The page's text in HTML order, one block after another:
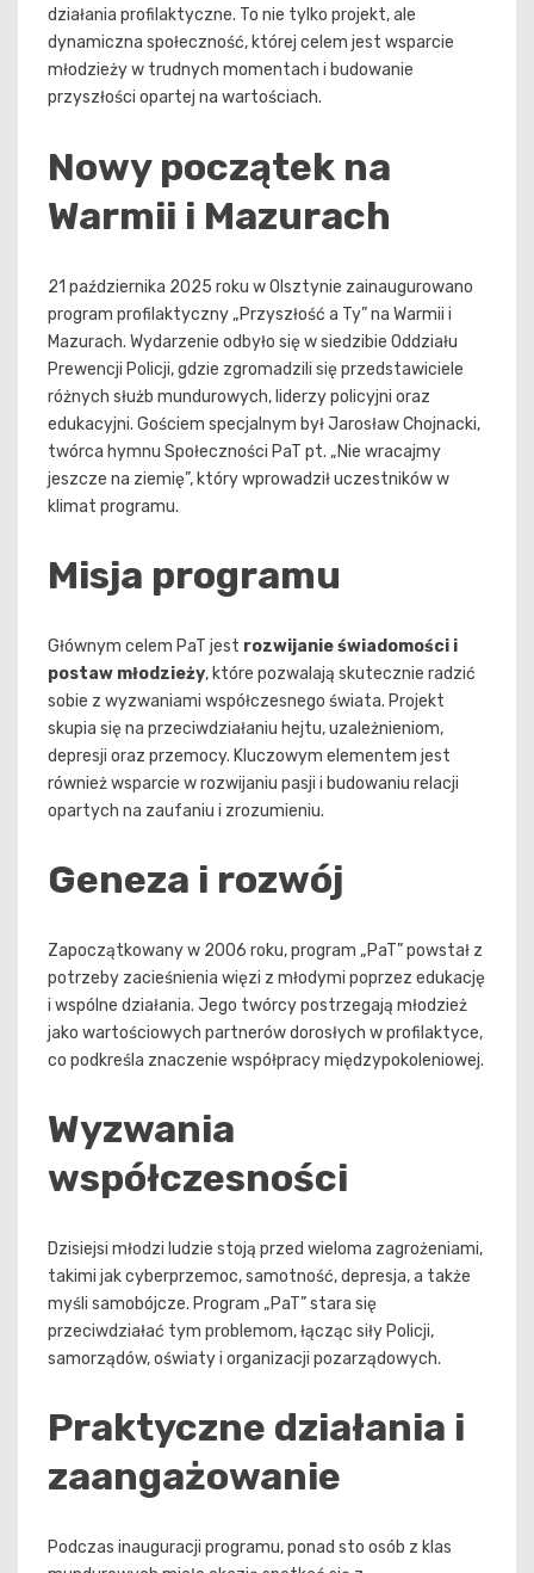
działania profilaktyczne. To nie tylko projekt, ale
dynamiczna społeczność, której celem jest wsparcie
młodzieży w trudnych momentach i budowanie
przyszłości opartej na wartościach.
Nowy początek na
Warmii i Mazurach
21 października 2025 roku w Olsztynie zainaugurowano
program profilaktyczny „Przyszłość a Ty” na Warmii i
Mazurach. Wydarzenie odbyło się w siedzibie Oddziału
Prewencji Policji, gdzie zgromadzili się przedstawiciele
różnych służb mundurowych, liderzy policyjni oraz
edukacyjni. Gościem specjalnym był Jarosław Chojnacki,
twórca hymnu Społeczności PaT pt. „Nie wracajmy
jeszcze na ziemię”, który wprowadził uczestników w
klimat programu.
Misja programu
Głównym celem PaT jest rozwijanie świadomości i
postaw młodzieży, które pozwalają skutecznie radzić
sobie z wyzwaniami współczesnego świata. Projekt
skupia się na przeciwdziałaniu hejtu, uzależnieniom,
depresji oraz przemocy. Kluczowym elementem jest
również wsparcie w rozwijaniu pasji i budowaniu relacji
opartych na zaufaniu i zrozumieniu.
Geneza i rozwój
Zapoczątkowany w 2006 roku, program „PaT” powstał z
potrzeby zacieśnienia więzi z młodymi poprzez edukację
i wspólne działania. Jego twórcy postrzegają młodzież
jako wartościowych partnerów dorosłych w profilaktyce,
co podkreśla znaczenie współpracy międzypokoleniowej.
Wyzwania
współczesności
Dzisiejsi młodzi ludzie stoją przed wieloma zagrożeniami,
takimi jak cyberprzemoc, samotność, depresja, a także
myśli samobójcze. Program „PaT” stara się
przeciwdziałać tym problemom, łącząc siły Policji,
samorządów, oświaty i organizacji pozarządowych.
Praktyczne działania i
zaangażowanie
Podczas inauguracji programu, ponad sto osób z klas